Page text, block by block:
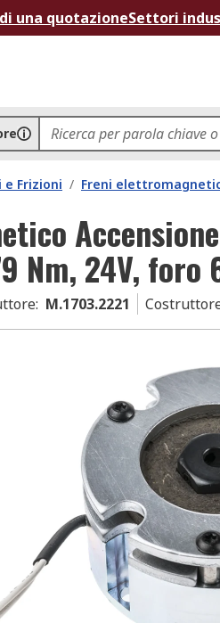
una quotazioneSettori
e Frizioni / Freni
Nm, 24V, foro
: M.1703.2221